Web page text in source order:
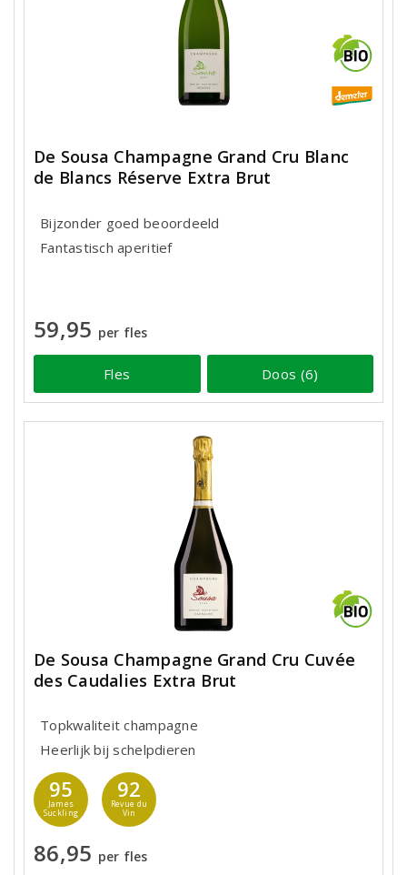
De Sousa Champagne Grand Cru Blanc
de Blancs Réserve Extra Brut
Bijzonder goed beoordeeld
Fantastisch aperitief
59,95 per fles
Fles Doos (6)
De Sousa Champagne Grand Cru Cuvée
des Caudalies Extra Brut
Topkwaliteit champagne
Heerlijk bij schelpdieren
95
James
Suckling
92
Revue du
Vin
86,95 per fles